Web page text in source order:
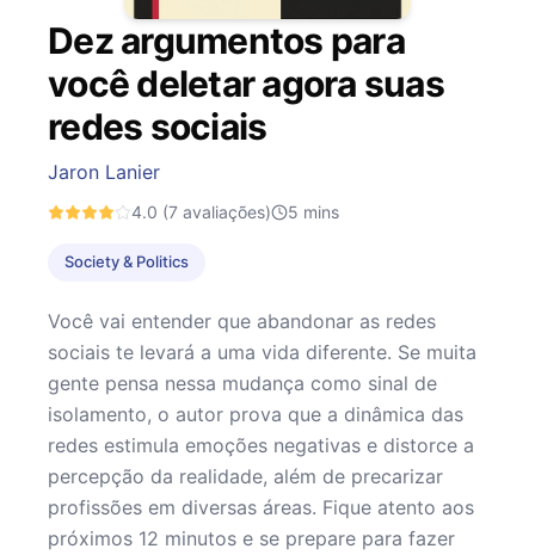
Dez argumentos para
você deletar agora suas
redes sociais
Jaron Lanier
4.0 (7 avaliações) 5 mins
Society & Politics
Você vai entender que abandonar as redes
sociais te levará a uma vida diferente. Se muita
gente pensa nessa mudança como sinal de
isolamento, o autor prova que a dinâmica das
redes estimula emoções negativas e distorce a
percepção da realidade, além de precarizar
profissões em diversas áreas. Fique atento aos
próximos 12 minutos e se prepare para fazer